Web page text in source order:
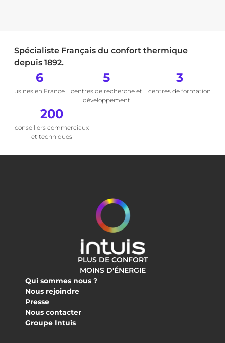
Spécialiste Français du confort thermique
depuis 1892.
6
usines en France
5
centres de recherche et
développement
3
centres de formation
200
conseillers commerciaux
et techniques
PLUS DE CONFORT
MOINS D'ÉNERGIE
Qui sommes nous ?
Nous rejoindre
Presse
Nous contacter
Groupe Intuis